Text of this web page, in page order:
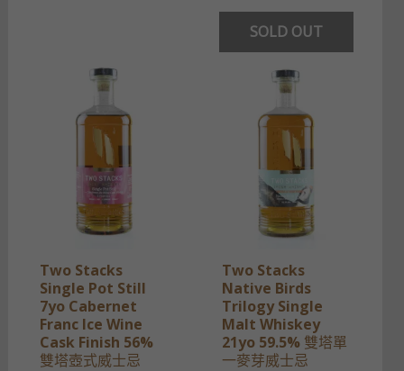
Two Stacks
Single Pot Still
7yo Cabernet
Franc Ice Wine
Cask Finish 56%
雙塔壺式威士忌
SOLD OUT
Two Stacks
Native Birds
Trilogy Single
Malt Whiskey
21yo 59.5% 雙塔單
一麥芽威士忌